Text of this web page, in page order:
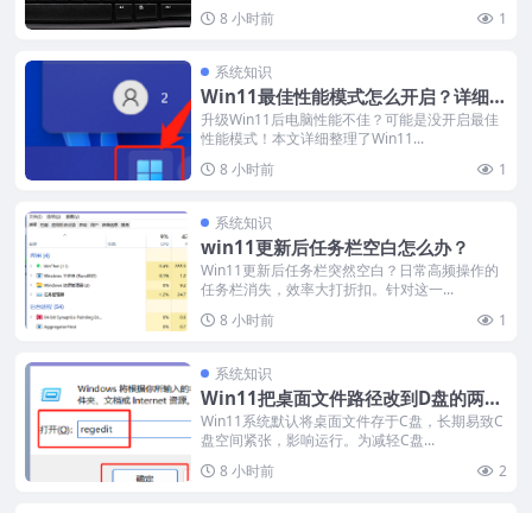
8 小时前
1
系统知识
Win11最佳性能模式怎么开启？详细步
骤图如下
升级Win11后电脑性能不佳？可能是没开启最佳
性能模式！本文详细整理了Win11...
8 小时前
1
系统知识
win11更新后任务栏空白怎么办？
Win11更新后任务栏突然空白？日常高频操作的
任务栏消失，效率大打折扣。针对这一...
8 小时前
1
系统知识
Win11把桌面文件路径改到D盘的两种
方法，简单易学
Win11系统默认将桌面文件存于C盘，长期易致C
盘空间紧张，影响运行。为减轻C盘...
8 小时前
2